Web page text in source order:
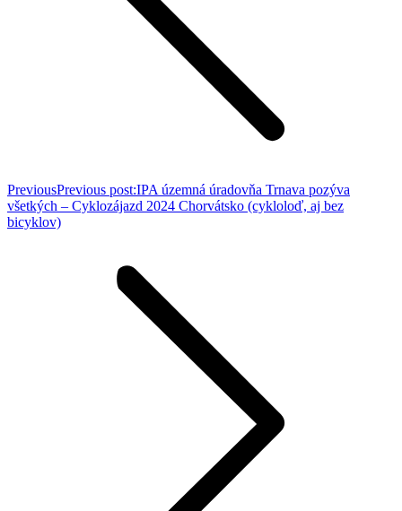
PreviousPrevious post:IPA územná úradovňa Trnava pozýva
všetkých – Cyklozájazd 2024 Chorvátsko (cykloloď, aj bez
bicyklov)